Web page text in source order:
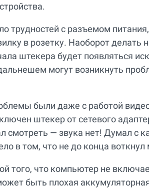
трудностей с разъемом
в розетку. Наоборот делать
штекера будет появляться
могут возникнуть
были даже с работой
штекер от сетевого
смотреть — звука нет! Думал с
в том, что не до конца
того, что компьютер не
быть плохая